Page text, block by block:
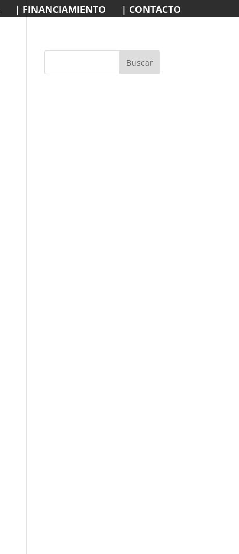
| FINANCIAMIENTO | CONTACTO